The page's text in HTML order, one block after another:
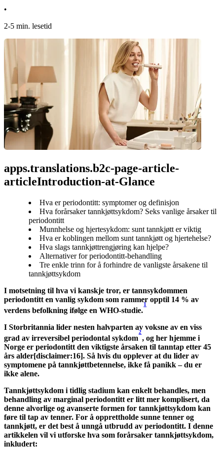
•
2-5 min. lesetid
apps.translations.b2c-page-article-
articleIntroduction-at-Glance
Hva er periodontitt: symptomer og definisjon
Hva forårsaker tannkjøttsykdom? Seks vanlige årsaker til
periodontitt
Munnhelse og hjertesykdom: sunt tannkjøtt er viktig
Hva er koblingen mellom sunt tannkjøtt og hjertehelse?
Hva slags tannkjøttrengjøring kan hjelpe?
Alternativer for periodontitt-behandling
Tre enkle trinn for å forhindre de vanligste årsakene til
tannkjøttsykdom
I motsetning til hva vi kanskje tror, er tannsykdommen
periodontitt en vanlig sykdom som rammer opptil 14 % av
verdens befolkning ifølge en WHO-studie.
1
I Storbritannia lider nesten halvparten av voksne av en viss
grad av irreversibel periodontal sykdom
2
, og her hjemme i
Norge er periodontitt den viktigste årsaken til tanntap etter 45
års alder[disclaimer:16]. Så hvis du opplever at du lider av
symptomene på tannkjøttbetennelse, ikke få panikk – du er
ikke alene.
Tannkjøttsykdom i tidlig stadium kan enkelt behandles, men
behandling av marginal periodontitt er litt mer komplisert, da
denne alvorlige og avanserte formen for tannkjøttsykdom kan
føre til tap av tenner. For å opprettholde sunne tenner og
tannkjøtt, er det best å unngå utbrudd av periodontitt. I denne
artikkelen vil vi utforske hva som forårsaker tannkjøttsykdom,
inkludert: